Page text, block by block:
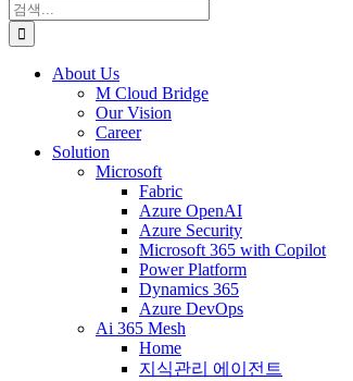
검
색:
About Us
M Cloud Bridge
Our Vision
Career
Solution
Microsoft
Fabric
Azure OpenAI
Azure Security
Microsoft 365 with Copilot
Power Platform
Dynamics 365
Azure DevOps
Ai 365 Mesh
Home
지식관리 에이전트